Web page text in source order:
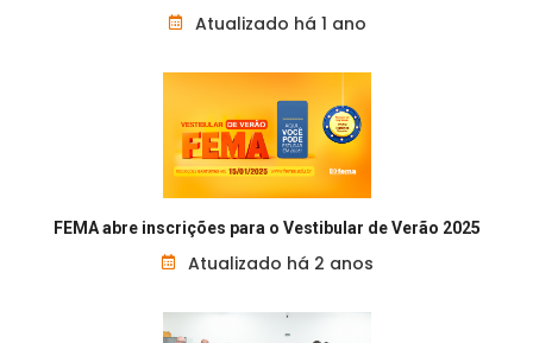
Atualizado há 1 ano
FEMA abre inscrições para o Vestibular de Verão 2025
Atualizado há 2 anos